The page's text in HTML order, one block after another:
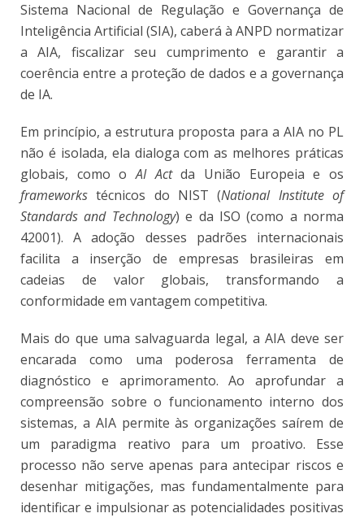
Sistema Nacional de Regulação e Governança de
Inteligência Artificial (SIA), caberá à ANPD normatizar
a AIA, fiscalizar seu cumprimento e garantir a
coerência entre a proteção de dados e a governança
de IA.
Em princípio, a estrutura proposta para a AIA no PL
não é isolada, ela dialoga com as melhores práticas
globais, como oAI Actda União Europeia e os
frameworks técnicos do NIST (National Institute of
Standards and Technology) e da ISO (como a norma
42001). A adoção desses padrões internacionais
facilita a inserção de empresas brasileiras em
cadeias de valor globais, transformando a
conformidade em vantagem competitiva.
Mais do que uma salvaguarda legal, a AIA deve ser
encarada como uma poderosa ferramenta de
diagnóstico e aprimoramento. Ao aprofundar a
compreensão sobre o funcionamento interno dos
sistemas, a AIA permite às organizações saírem de
um paradigma reativo para um proativo. Esse
processo não serve apenas para antecipar riscos e
desenhar mitigações, mas fundamentalmente para
identificar e impulsionar as potencialidades positivas